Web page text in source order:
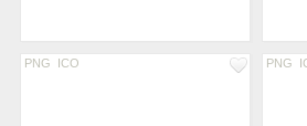
PNG ICO PNG